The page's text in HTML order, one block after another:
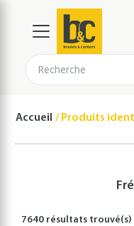
Recherche
Accueil Produits
7640 résultats trouvé(s)